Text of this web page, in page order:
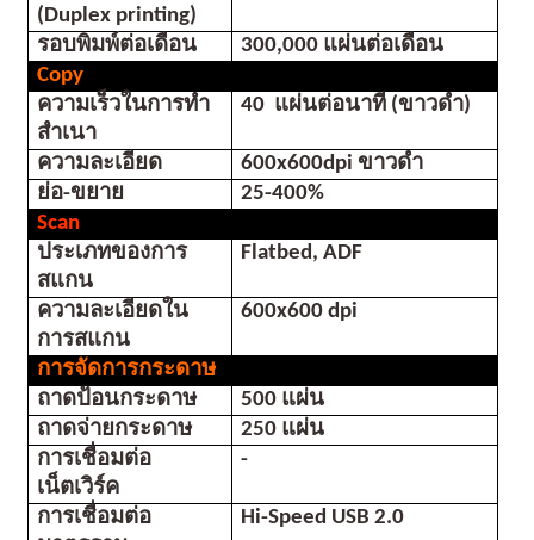
(Duplex printing)
รอบพิมพ์ต่อเดือน
300,000 แผ่นต่อเดือน
Copy
ความเร็วในการทำ
สำเนา
40  แผ่นต่อนาที (ขาวดำ)
ความละเอียด
600x600dpi ขาวดำ
ย่อ-ขยาย
25-400%
Scan
ประเภทของการ
สแกน
Flatbed, ADF
ความละเอียดใน
การสแกน
600x600 dpi
การจัดการกระดาษ
ถาดป้อนกระดาษ
500 แผ่น
ถาดจ่ายกระดาษ
250 แผ่น
การเชื่อมต่อ
เน็ตเวิร์ค
-
การเชื่อมต่อ
Hi-Speed USB 2.0